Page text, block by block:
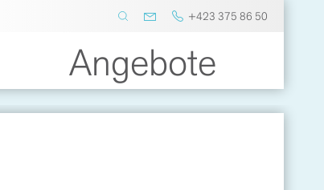
+423 375 86 50
Angebote